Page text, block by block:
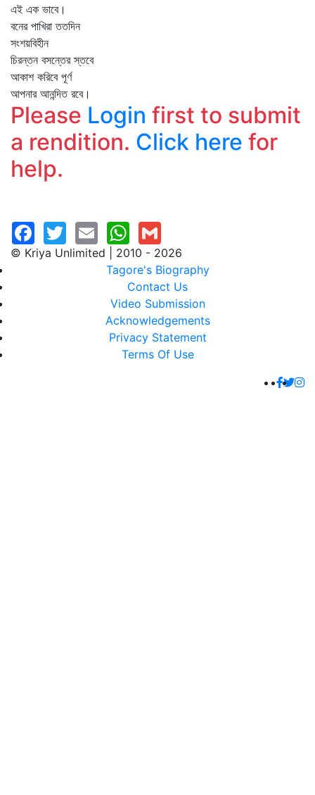
এই এক ভাবে।
বনের পাখিরা ততদিন
সংশয়বিহীন
চিরন্তন বসন্তের স্তবে
আকাশ করিবে পূর্ণ
আপনার আনন্দিত রবে।
Please Login first to submit
a rendition. Click here for
help.
© Kriya Unlimited | 2010 - 2026
Tagore's Biography
Contact Us
Video Submission
Acknowledgements
Privacy Statement
Terms Of Use